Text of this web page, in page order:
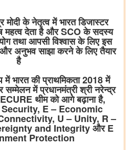
मोदी के नेतृत्व में भारत डिजास्टर
महत्व देता है और SCO के सदस्य
तथा आपसी विश्वास के लिए इस
और अनुभव साझा करने के लिए तैयार
है
भारत की प्राथमिकता 2018 में
में प्रधानमंत्री श्री नरेन्द्र
SECURE थीम को आगे बढ़ाना है,
Security, E – Economic
U – Unity, R –
and Integrity और E
Protection